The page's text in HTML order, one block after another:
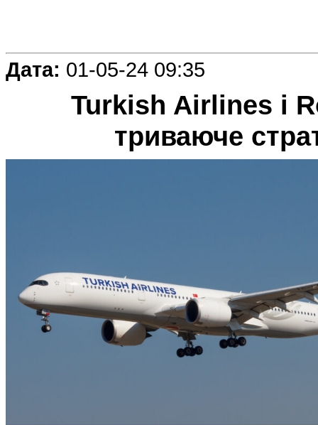
Дата: 01-05-24 09:35
Turkish Airlines і
триваюче